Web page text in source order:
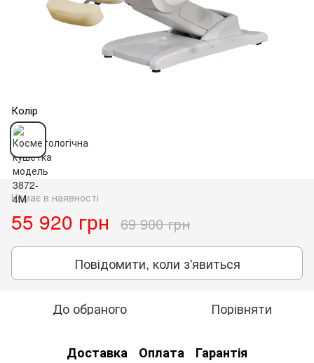
Колір
Немає в наявності
55 920 грн 69 900 грн
Повідомити, коли з'явиться
До обраного Порівняти
Доставка Оплата Гарантія